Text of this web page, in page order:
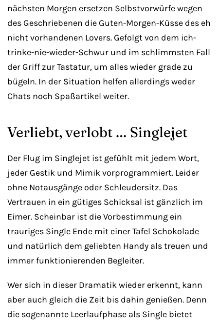
nächsten Morgen ersetzen Selbstvorwürfe wegen
des Geschriebenen die Guten-Morgen-Küsse des eh
nicht vorhandenen Lovers. Gefolgt von dem ich-
trinke-nie-wieder-Schwur und im schlimmsten Fall
der Griff zur Tastatur, um alles wieder grade zu
bügeln. In der Situation helfen allerdings weder
Chats noch Spaßartikel weiter.
Verliebt, verlobt … Singlejet
Der Flug im Singlejet ist gefühlt mit jedem Wort,
jeder Gestik und Mimik vorprogrammiert. Leider
ohne Notausgänge oder Schleudersitz. Das
Vertrauen in ein gütiges Schicksal ist gänzlich im
Eimer. Scheinbar ist die Vorbestimmung ein
trauriges Single Ende mit einer Tafel Schokolade
und natürlich dem geliebten Handy als treuen und
immer funktionierenden Begleiter.
Wer sich in dieser Dramatik wieder erkennt, kann
aber auch gleich die Zeit bis dahin genießen. Denn
die sogenannte Leerlaufphase als Single bietet